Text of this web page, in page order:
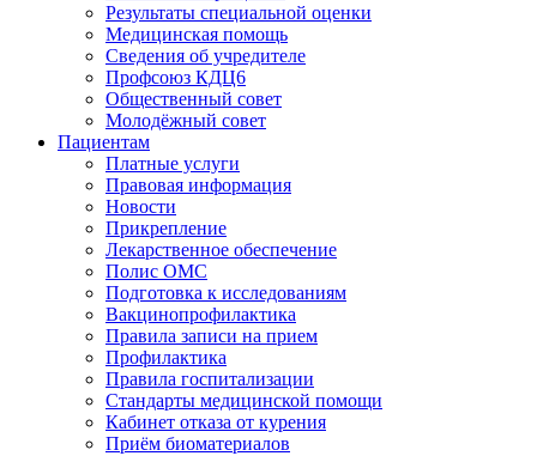
Результаты специальной оценки
Медицинская помощь
Cведения об учредителе
Профсоюз КДЦ6
Общественный совет
Молодёжный совет
Пациентам
Платные услуги
Правовая информация
Новости
Прикрепление
Лекарственное обеспечение
Полис ОМС
Подготовка к исследованиям
Вакцинопрофилактика
Правила записи на прием
Профилактика
Правила госпитализации
Стандарты медицинской помощи
Кабинет отказа от курения
Приём биоматериалов